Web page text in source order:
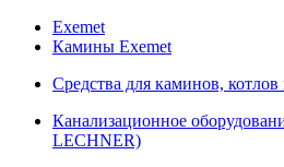
Exemet
Камины Exemet
Средства для каминов,
Канализационное
LECHNER)